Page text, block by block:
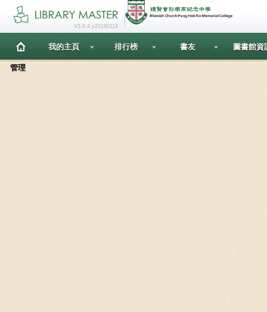
V3.6.4 p20180118
我的主頁 排行榜 書友 圖書館資
管理